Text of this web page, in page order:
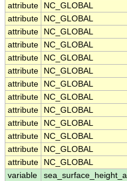
attribute
NC_GLOBAL
attribute
NC_GLOBAL
attribute
NC_GLOBAL
attribute
NC_GLOBAL
attribute
NC_GLOBAL
attribute
NC_GLOBAL
attribute
NC_GLOBAL
attribute
NC_GLOBAL
attribute
NC_GLOBAL
attribute
NC_GLOBAL
attribute
NC_GLOBAL
attribute
NC_GLOBAL
attribute
NC_GLOBAL
variable